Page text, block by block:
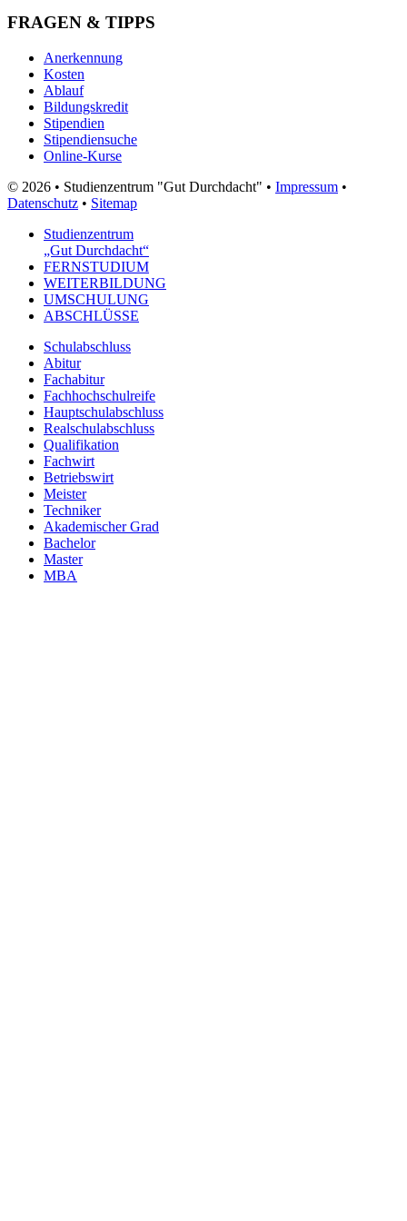
FRAGEN & TIPPS
Anerkennung
Kosten
Ablauf
Bildungskredit
Stipendien
Stipendiensuche
Online-Kurse
© 2026 • Studienzentrum "Gut Durchdacht" • Impressum •
Datenschutz • Sitemap
Studienzentrum
„Gut Durchdacht“
FERNSTUDIUM
WEITERBILDUNG
UMSCHULUNG
ABSCHLÜSSE
Schulabschluss
Abitur
Fachabitur
Fachhochschulreife
Hauptschulabschluss
Realschulabschluss
Qualifikation
Fachwirt
Betriebswirt
Meister
Techniker
Akademischer Grad
Bachelor
Master
MBA